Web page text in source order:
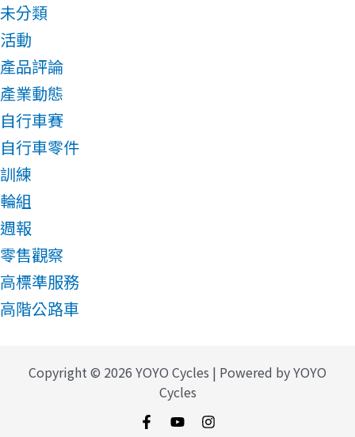
未分類
活動
產品評論
產業動態
自行車賽
自行車零件
訓練
輪組
週報
零售觀察
高標準服務
高階公路車
Copyright © 2026 YOYO Cycles | Powered by YOYO
Cycles